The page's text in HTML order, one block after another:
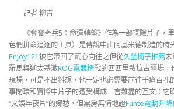
記者 柳青
《奪寶奇兵5：命運轉盤》作為一部探險片子，
色們拼命追逐的工具）是傳說中由阿基米德制造的時
Enjoy121被它帶回了貳心向往之但從久坐椅子推薦未
羅馬與迦太基激ROG電競椅戰的西西里敘拉古疆場
現場，可是不出料想，他一定也必需要前往千瘡百孔
事閉環和實際中片子的遭受構成一言難盡的互文：它
“文娛年夜片”的鄉愁，但票房無情地證Funte電動升降